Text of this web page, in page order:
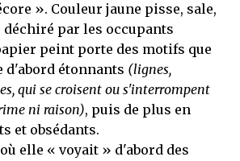
». Couleur jaune pisse, sale,
déchiré par les occupants
peint porte des motifs que
d'abord étonnants (lignes,
qui se croisent ou s'interrompent
ni raison), puis de plus en
et obsédants.
elle « voyait » d'abord des